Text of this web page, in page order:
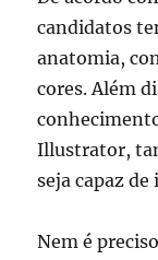
candidatos
anatomia,
cores. Além
Illustrator,
seja capaz
Nem é